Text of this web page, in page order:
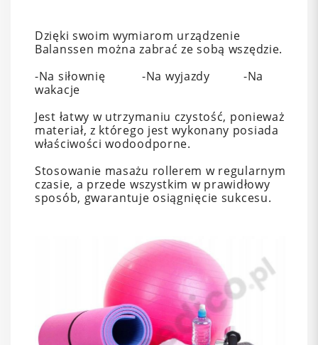
Dzięki swoim wymiarom urządzenie
Balanssen można zabrać ze sobą wszędzie.
-Na siłownię -Na wyjazdy -Na
wakacje
Jest łatwy w utrzymaniu czystość, ponieważ
materiał, z którego jest wykonany posiada
właściwości wodoodporne.
Stosowanie masażu rollerem w regularnym
czasie, a przede wszystkim w prawidłowy
sposób, gwarantuje osiągnięcie sukcesu.